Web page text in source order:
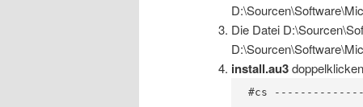
Die Datei
install.au3
#cs